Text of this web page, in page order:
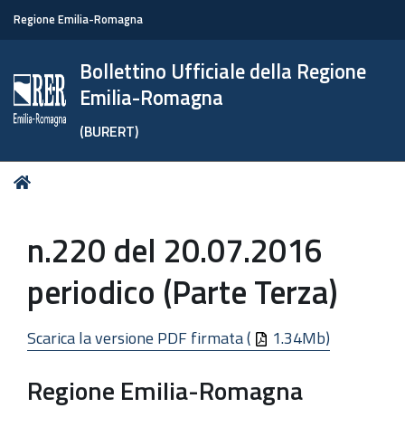
Regione Emilia-Romagna
Bollettino Ufficiale della Regione
Emilia-Romagna
(BURERT)
Tu
n.220 del 20.07.2016
periodico (Parte Terza)
Scarica la versione PDF firmata ( 1.34Mb)
Regione Emilia-Romagna